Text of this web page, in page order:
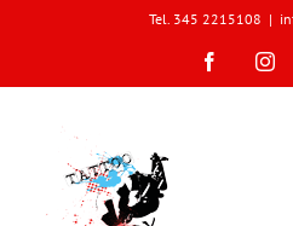
Tel. 345 2215108 |
Facebook